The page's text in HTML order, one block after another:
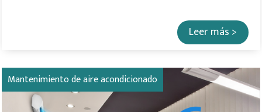
Leer más >
Mantenimiento de aire acondicionado